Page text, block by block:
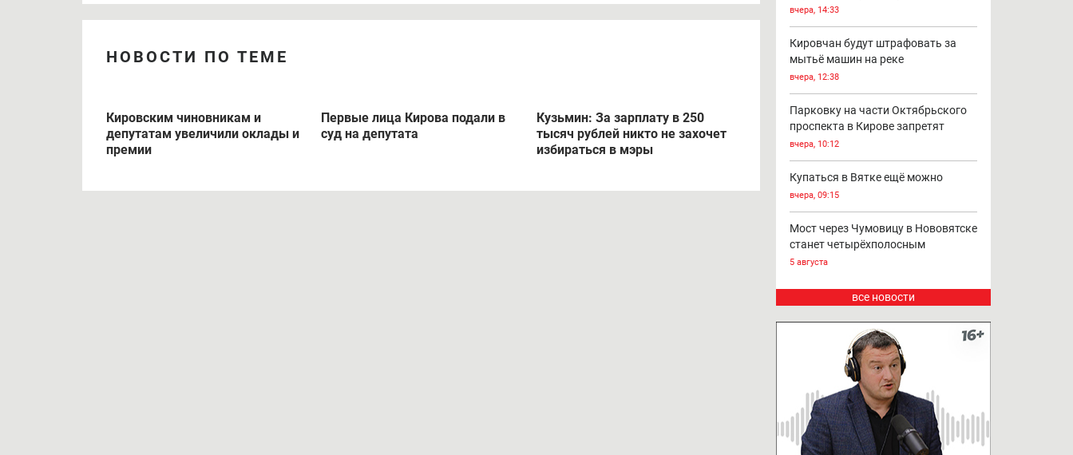
НОВОСТИ ПО ТЕМЕ
Кировским чиновникам и
депутатам увеличили оклады и
премии
Первые лица Кирова подали в
суд на депутата
Кузьмин: За зарплату в 250
тысяч рублей никто не захочет
избираться в мэры
вчера, 14:33
Кировчан будут штрафовать за
мытьё машин на реке
вчера, 12:38
Парковку на части Октябрьского
проспекта в Кирове запретят
вчера, 10:12
Купаться в Вятке ещё можно
вчера, 09:15
Мост через Чумовицу в Нововятске
станет четырёхполосным
5 августа
все новости